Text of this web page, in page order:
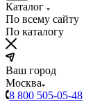
Каталог
По всему сайту
По каталогу
Ваш город
Москва
8 800 505-05-48